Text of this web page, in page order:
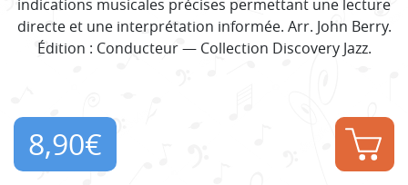
indications musicales précises permettant une lecture
directe et une interprétation informée. Arr. John Berry.
Édition : Conducteur — Collection Discovery Jazz.
8,90€